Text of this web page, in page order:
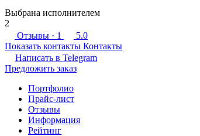
Выбрана исполнителем
2
Отзывы · 1
5.0
Показать контакты Контакты
Написать в Telegram
Предложить заказ
Портфолио
Прайс-лист
Отзывы
Информация
Рейтинг